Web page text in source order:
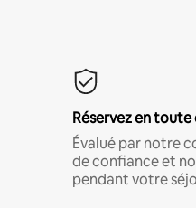
Réservez en
Évalué par notre
de confiance et
pendant votre